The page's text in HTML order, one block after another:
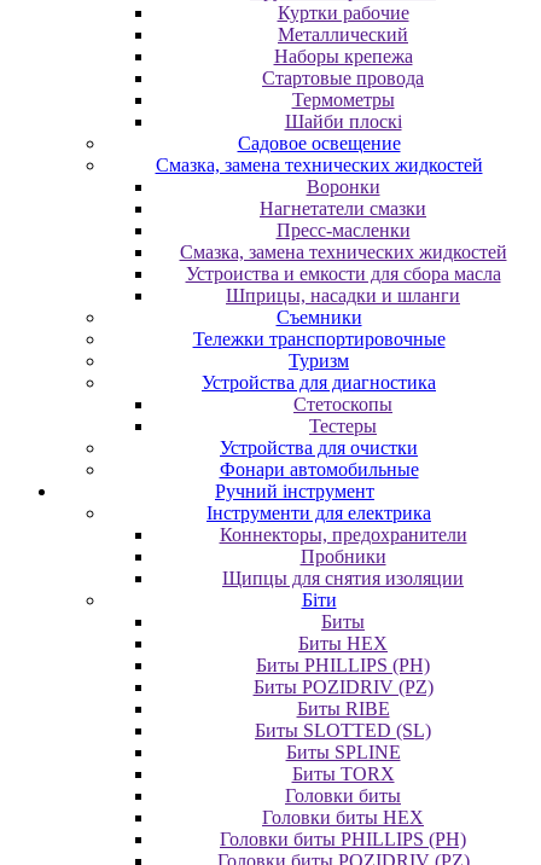
Куртки рабочие
Металлический
Наборы крепежа
Стартовые провода
Термометры
Шайби плоскі
Садовое освещение
Смазка, замена технических жидкостей
Воронки
Нагнетатели смазки
Пресс-масленки
Смазка, замена технических жидкостей
Устроиства и емкости для сбора масла
Шприцы, насадки и шланги
Съемники
Тележки транспортировочные
Туризм
Устройства для диагностика
Стетоскопы
Тестеры
Устройства для очистки
Фонари автомобильные
Ручний інструмент
Інструменти для електрика
Коннекторы, предохранители
Пробники
Щипцы для снятия изоляции
Біти
Биты
Биты HEX
Биты PHILLIPS (PH)
Биты POZIDRIV (PZ)
Биты RIBE
Биты SLOTTED (SL)
Биты SPLINE
Биты TORX
Головки биты
Головки биты HEX
Головки биты PHILLIPS (PH)
Головки биты POZIDRIV (PZ)